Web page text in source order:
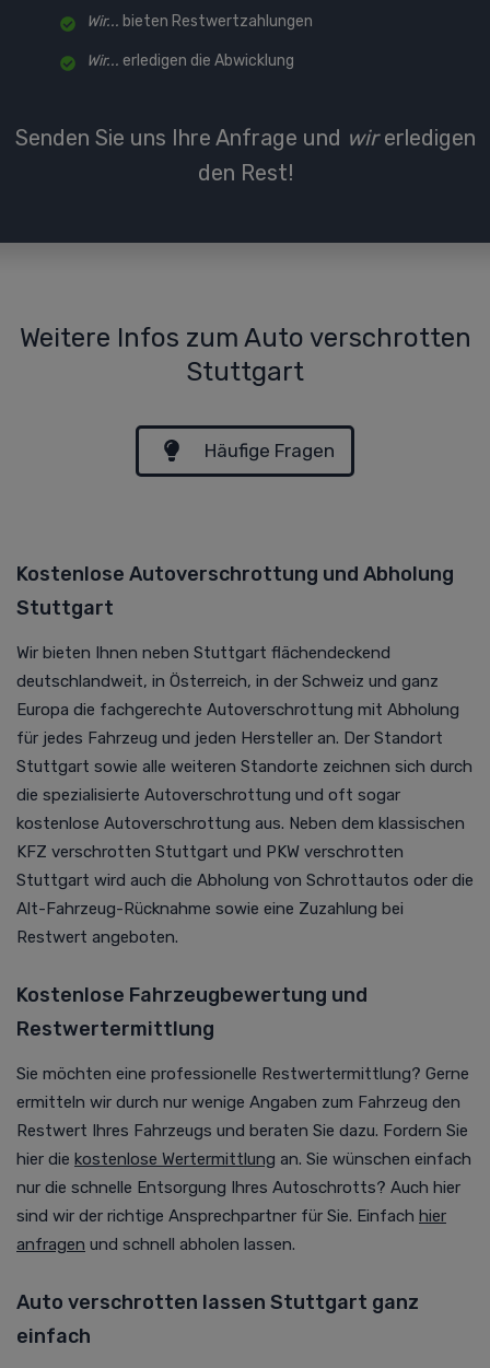
Wir... bieten Restwertzahlungen
Wir... erledigen die Abwicklung
Senden Sie uns Ihre Anfrage und wirerledigen
den Rest!
Weitere Infos zum Auto verschrotten
Stuttgart
Häufige Fragen
Kostenlose Autoverschrottung und Abholung
Stuttgart
Wir bieten Ihnen neben Stuttgart flächendeckend
deutschlandweit, in Österreich, in der Schweiz und ganz
Europa die fachgerechte Autoverschrottung mit Abholung
für jedes Fahrzeug und jeden Hersteller an. Der Standort
Stuttgart sowie alle weiteren Standorte zeichnen sich durch
die spezialisierte Autoverschrottung und oft sogar
kostenlose Autoverschrottung aus. Neben dem klassischen
KFZ verschrotten Stuttgart und PKW verschrotten
Stuttgart wird auch die Abholung von Schrottautos oder die
Alt-Fahrzeug-Rücknahme sowie eine Zuzahlung bei
Restwert angeboten.
Kostenlose Fahrzeugbewertung und
Restwertermittlung
Sie möchten eine professionelle Restwertermittlung? Gerne
ermitteln wir durch nur wenige Angaben zum Fahrzeug den
Restwert Ihres Fahrzeugs und beraten Sie dazu. Fordern Sie
hier die kostenlose Wertermittlung an. Sie wünschen einfach
nur die schnelle Entsorgung Ihres Autoschrotts? Auch hier
sind wir der richtige Ansprechpartner für Sie. Einfach hier
anfragen und schnell abholen lassen.
Auto verschrotten lassen Stuttgart ganz
einfach